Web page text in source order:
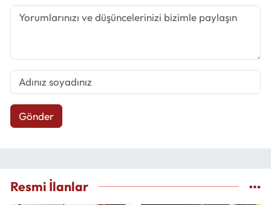
Gönder
Resmi İlanlar